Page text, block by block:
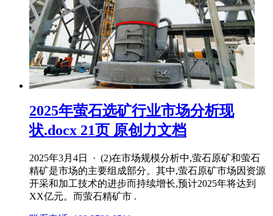
2025年萤石选矿行业市场分析现
状.docx 21页 原创力文档
2025年3月4日 · (2)在市场规模分析中,萤石原矿和萤石
精矿是市场的主要组成部分。其中,萤石原矿市场因资源
开采和加工技术的进步而持续增长,预计2025年将达到
XX亿元。而萤石精矿市 .